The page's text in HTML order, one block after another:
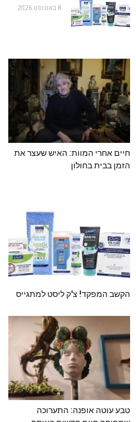
8 באוגוסט 2026
חיים אחרי המוות: האיש שעצר את
הזמן בבית בחולון
הקשב המפקד! צ'ק ליסט למתגייס
טבע עוטה אופנה: התערוכה